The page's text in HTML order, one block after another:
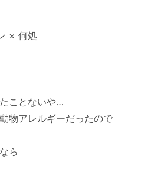
× 何処
ことないや…
物アレルギーだったので
ら